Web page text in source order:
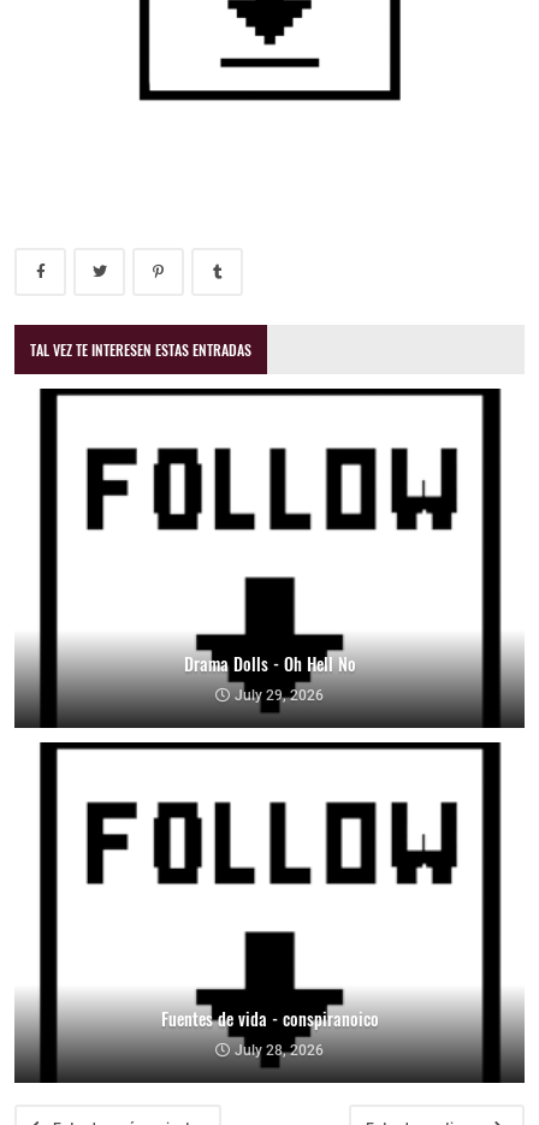
TAL VEZ TE INTERESEN ESTAS ENTRADAS
Drama Dolls - Oh Hell No
July 29, 2026
Fuentes de vida - conspiranoico
July 28, 2026